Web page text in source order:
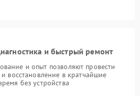
и быстрый ремонт
и опыт позволяют провести
и восстановление в кратчайшие
без устройства